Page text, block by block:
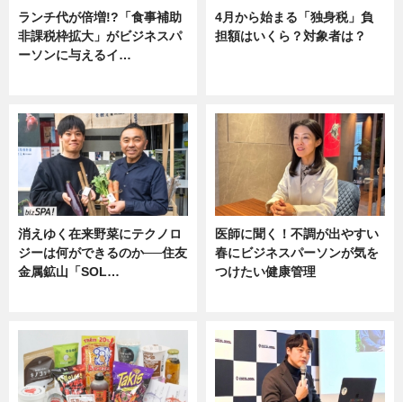
ランチ代が倍増!?「食事補助
非課税枠拡大」がビジネスパ
ーソンに与えるイ…
4月から始まる「独身税」負
担額はいくら？対象者は？
消えゆく在来野菜にテクノロ
ジーは何ができるのか──住友
金属鉱山「SOL…
医師に聞く！不調が出やすい
春にビジネスパーソンが気を
つけたい健康管理